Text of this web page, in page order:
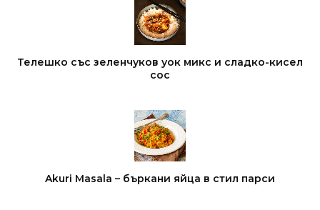
Телешко със зеленчуков уок микс и сладко-кисел
сос
Akuri Masala – бъркани яйца в стил парси